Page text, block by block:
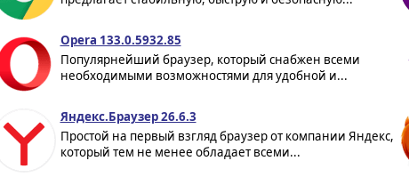
Opera 133.0.5932.85
Популярнейший браузер, который снабжен всеми
необходимыми возможностями для удобной и...
Яндекс.Браузер 26.6.3
Простой на первый взгляд браузер от компании Яндекс,
который тем не менее обладает всеми...